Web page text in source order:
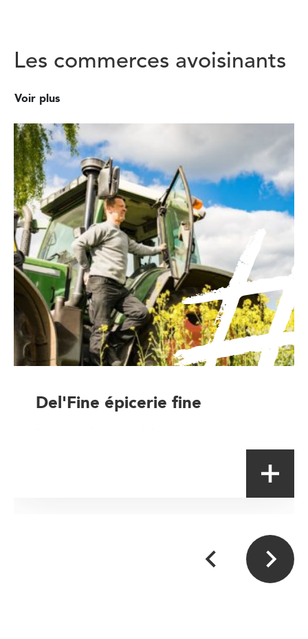
Les commerces avoisinants
Voir plus
Del'Fine épicerie fine